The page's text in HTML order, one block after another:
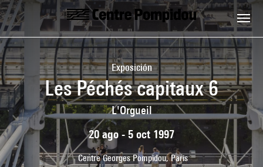
Skip to main content
Centre Pompidou
Exposición
Les Péchés capitaux 6
L'Orgueil
20 ago - 5 oct 1997
Centre Georges Pompidou, Paris